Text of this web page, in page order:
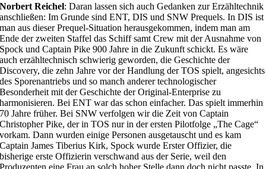
Norbert Reichel: Daran lassen sich auch Gedanken zur Erzähltechnik
anschließen: Im Grunde sind ENT, DIS und SNW Prequels. In DIS ist
man aus dieser Prequel-Situation herausgekommen, indem man am
Ende der zweiten Staffel das Schiff samt Crew mit der Ausnahme von
Spock und Captain Pike 900 Jahre in die Zukunft schickt. Es wäre
auch erzähltechnisch schwierig geworden, die Geschichte der
Discovery, die zehn Jahre vor der Handlung der TOS spielt, angesichts
des Sporenantriebs und so manch anderer technologischer
Besonderheit mit der Geschichte der Original-Enterprise zu
harmonisieren. Bei ENT war das schon einfacher. Das spielt immerhin
70 Jahre früher. Bei SNW verfolgen wir die Zeit von Captain
Christopher Pike, der in TOS nur in der ersten Pilotfolge „The Cage“
vorkam. Dann wurden einige Personen ausgetauscht und es kam
Captain James Tiberius Kirk, Spock wurde Erster Offizier, die
bisherige erste Offizierin verschwand aus der Serie, weil den
Produzenten eine Frau an solch hoher Stelle dann doch nicht passte. In